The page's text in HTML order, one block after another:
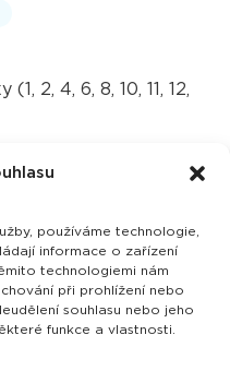
používáme technologie,
informace o zařízení
technologiemi nám
při prohlížení nebo
souhlasu nebo jeho
funkce a vlastnosti.
2, 4, 6, 8, 10, 11, 12,
(103, 104)